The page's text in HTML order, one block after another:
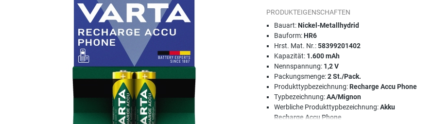
PRODUKTEIGENSCHAFTEN
Bauart:Nickel-Metallhydrid
Bauform:HR6
Hrst. Mat. Nr.:58399201402
Kapazität: 1.600 mAh
Nennspannung: 1,2 V
Packungsmenge:2 St./Pack.
Produkttypbezeichnung:Recharge Accu Phone
Typbezeichnung:AA/Mignon
Werbliche Produkttypbezeichnung:Akku
Recharge Accu Phone